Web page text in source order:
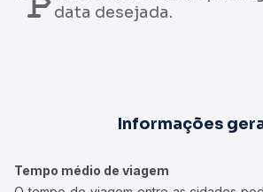
data desejada.
Informações
Tempo médio de viagem